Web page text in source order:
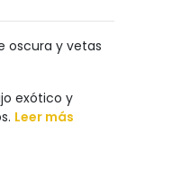
oscura y vetas
exótico y
Leer más